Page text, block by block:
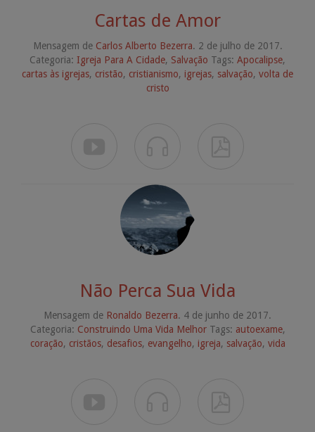
Cartas de Amor
Mensagem de Carlos Alberto Bezerra. 2 de julho de 2017.
Categoria: Igreja Para A Cidade, Salvação Tags: Apocalipse,
cartas às igrejas, cristão, cristianismo, igrejas, salvação, volta de
cristo
Não Perca Sua Vida
Mensagem de Ronaldo Bezerra. 4 de junho de 2017.
Categoria: Construindo Uma Vida MelhorTags: autoexame,
coração, cristãos, desafios, evangelho, igreja, salvação, vida